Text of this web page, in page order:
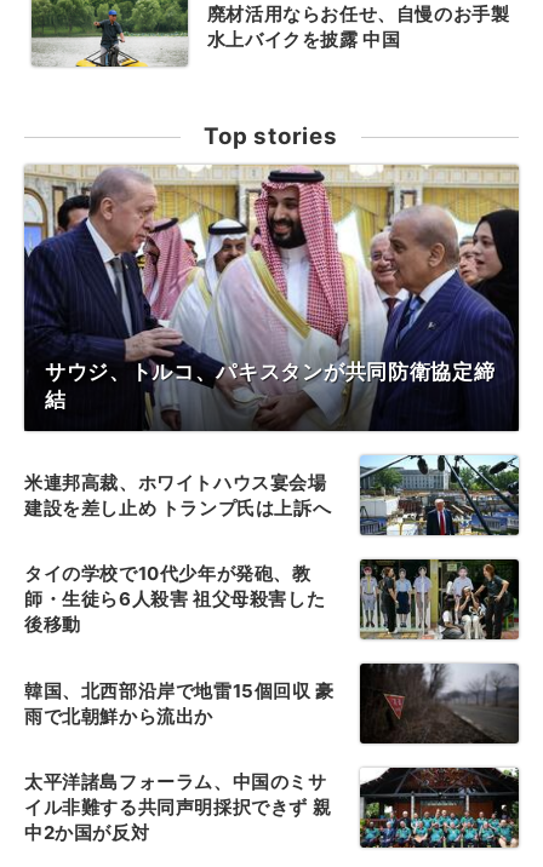
廃材活用ならお任せ、自慢のお手製
水上バイクを披露 中国
Top stories
サウジ、トルコ、パキスタンが共同防衛協定締
結
米連邦高裁、ホワイトハウス宴会場
建設を差し止め トランプ氏は上訴へ
タイの学校で10代少年が発砲、教
師・生徒ら6人殺害 祖父母殺害した
後移動
韓国、北西部沿岸で地雷15個回収 豪
雨で北朝鮮から流出か
太平洋諸島フォーラム、中国のミサ
イル非難する共同声明採択できず 親
中2か国が反対